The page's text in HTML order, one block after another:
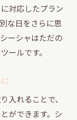
対応したプラン
な日をさらに思
ーシャはただの
ールです。
入れることで、
ができます。シ